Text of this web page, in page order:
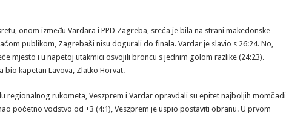
onom između Vardara i PPD Zagreba, sreća je bila na strani makedonske
publikom, Zagrebaši nisu dogurali do finala. Vardar je slavio s 26:24. No,
mjesto i u napetoj utakmici osvojili broncu s jednim golom razlike (24:23).
bio kapetan Lavova, Zlatko Horvat.
regionalnog rukometa, Veszprem i Vardar opravdali su epitet najboljih momčadi
početno vodstvo od +3 (4:1), Veszprem je uspio postaviti obranu. U prvom